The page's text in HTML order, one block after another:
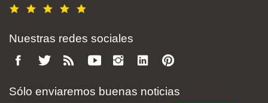
Nuestras redes sociales
Sólo enviaremos buenas noticias